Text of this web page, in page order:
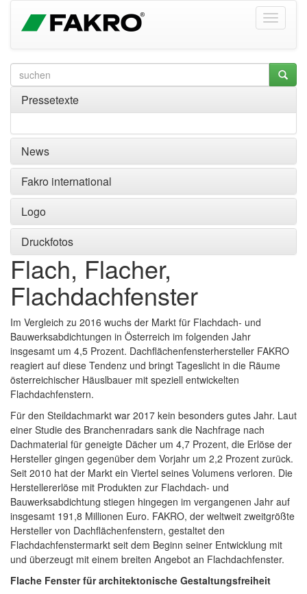
Pressetexte
News
Fakro international
Logo
Druckfotos
Flach, Flacher,
Flachdachfenster
Im Vergleich zu 2016 wuchs der Markt für Flachdach- und
Bauwerksabdichtungen in Österreich im folgenden Jahr
insgesamt um 4,5 Prozent. Dachflächenfensterhersteller FAKRO
reagiert auf diese Tendenz und bringt Tageslicht in die Räume
österreichischer Häuslbauer mit speziell entwickelten
Flachdachfenstern.
Für den Steildachmarkt war 2017 kein besonders gutes Jahr. Laut
einer Studie des Branchenradars sank die Nachfrage nach
Dachmaterial für geneigte Dächer um 4,7 Prozent, die Erlöse der
Hersteller gingen gegenüber dem Vorjahr um 2,2 Prozent zurück.
Seit 2010 hat der Markt ein Viertel seines Volumens verloren. Die
Herstellererlöse mit Produkten zur Flachdach- und
Bauwerksabdichtung stiegen hingegen im vergangenen Jahr auf
insgesamt 191,8 Millionen Euro. FAKRO, der weltweit zweitgrößte
Hersteller von Dachflächenfenstern, gestaltet den
Flachdachfenstermarkt seit dem Beginn seiner Entwicklung mit
und überzeugt mit einem breiten Angebot an Flachdachfenster.
Flache Fenster für architektonische Gestaltungsfreiheit